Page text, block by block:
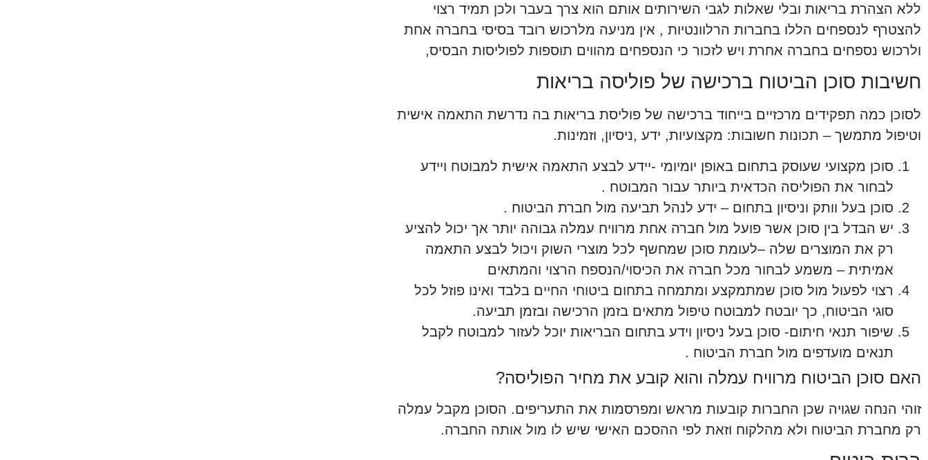
ללא הצהרת בריאות ובלי שאלות לגבי השירותים אותם הוא צרך בעבר ולכן תמיד רצוי
להצטרף לנספחים הללו בחברות הרלוונטיות , אין מניעה מלרכוש רובד בסיסי בחברה אחת
ולרכוש נספחים בחברה אחרת ויש לזכור כי הנספחים מהווים תוספות לפוליסות הבסיס,
חשיבות סוכן הביטוח ברכישה של פוליסה בריאות
לסוכן כמה תפקידים מרכזיים בייחוד ברכישה של פוליסת בריאות בה נדרשת התאמה אישית
וטיפול מתמשך – תכונות חשובות: מקצועיות, ידע ,ניסיון, וזמינות.
סוכן מקצועי שעוסק בתחום באופן יומיומי -יידע לבצע התאמה אישית למבוטח ויידע
לבחור את הפוליסה הכדאית ביותר עבור המבוטח .
סוכן בעל וותק וניסיון בתחום – ידע לנהל תביעה מול חברת הביטוח .
יש הבדל בין סוכן אשר פועל מול חברה אחת מרוויח עמלה גבוהה יותר אך יכול להציע
רק את המוצרים שלה –לעומת סוכן שמחשף לכל מוצרי השוק ויכול לבצע התאמה
אמיתית – משמע לבחור מכל חברה את הכיסוי/הנספח הרצוי והמתאים
רצוי לפעול מול סוכן שמתמקצע ומתמחה בתחום ביטוחי החיים בלבד ואינו פוזל לכל
סוגי הביטוח, כך יובטח למבוטח טיפול מתאים בזמן הרכישה ובזמן תביעה.
שיפור תנאי חיתום- סוכן בעל ניסיון וידע בתחום הבריאות יוכל לעזור למבוטח לקבל
תנאים מועדפים מול חברת הביטוח .
האם סוכן הביטוח מרוויח עמלה והוא קובע את מחיר הפוליסה?
זוהי הנחה שגויה שכן החברות קובעות מראש ומפרסמות את התעריפים. הסוכן מקבל עמלה
רק מחברת הביטוח ולא מהלקוח וזאת לפי ההסכם האישי שיש לו מול אותה החברה.